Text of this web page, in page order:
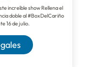
increíble show Rellena el
doble al #BoxDelCariño
16 de julio.